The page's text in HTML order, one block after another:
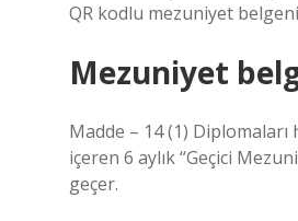
QR kodlu mezuniyet
Mezuniyet
Madde – 14 (1)
içeren 6 aylık “Geçici
geçer.